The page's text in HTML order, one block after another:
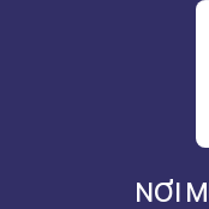
NƠI